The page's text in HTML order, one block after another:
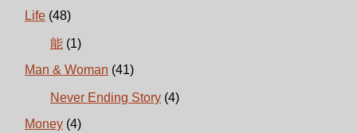
Life (48)
能 (1)
Man & Woman (41)
Never Ending Story (4)
Money (4)